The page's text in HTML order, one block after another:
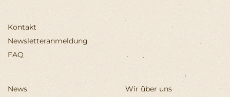
Kontakt
Newsletteranmeldung
FAQ
News
Wir über uns